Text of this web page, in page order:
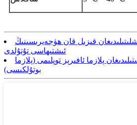
قىزىل قان ھۈجەيرىسىنىڭ
ئىشتىھاسى تۇتۇلدى
پلازما ئافىرېز توپلىمى (پلازما
بوتۇلكىسى)